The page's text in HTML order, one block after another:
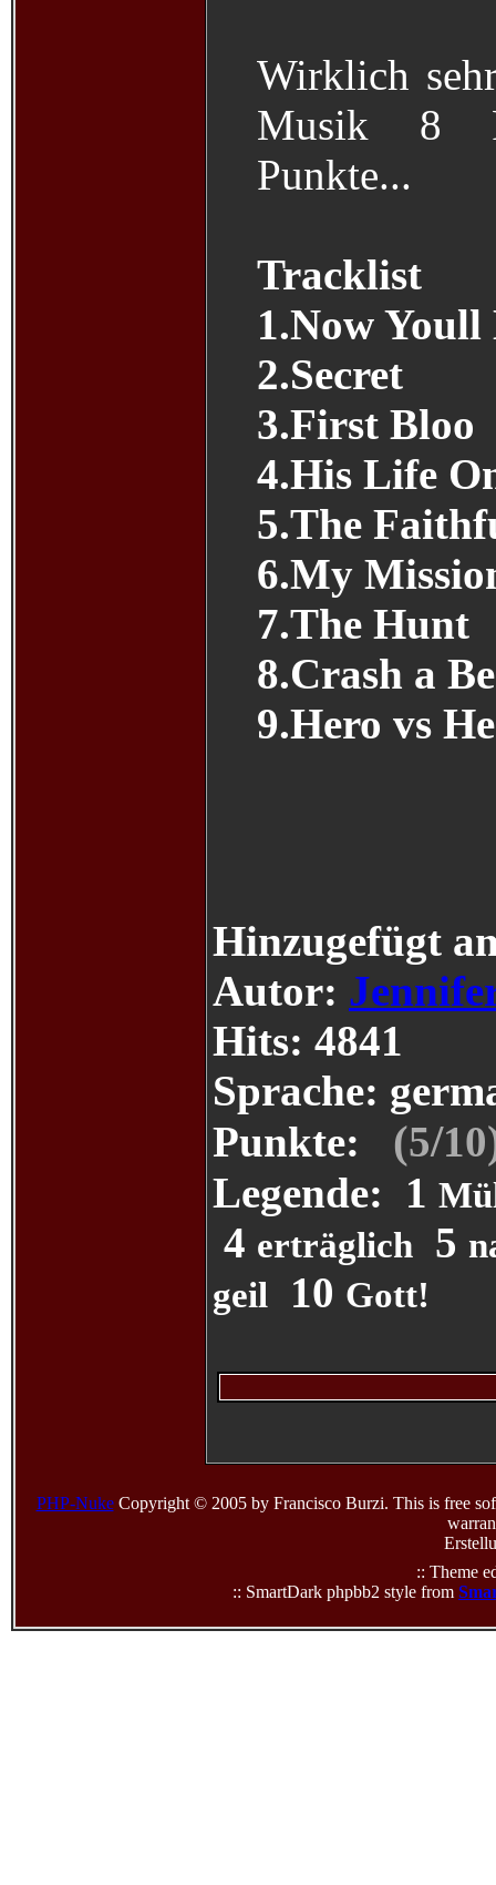
Wirklich
Musik 8
Punkte...
Tracklist
1.Now
2.Secret
3.First Bloo
4.His Life
5.The
6.My
7.The Hunt
8.Crash a
9.Hero vs
Hinzugefügt
Autor:
Hits: 4841
Sprache:
Punkte:
(5/10
Legende: 1
4 erträglich 5
geil
10 Gott!
PHP-NukeCopyright © 2005 by Francisco Burzi. This is free
:: Theme
:: SmartDark phpbb2 style from